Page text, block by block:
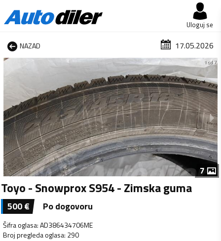
Uloguj se
NAZAD 17.05.2026
1 od 7
7
Toyo - Snowprox S954 - Zimska guma
500€ Po dogovoru
Šifra oglasa:AD386434706ME
Broj pregleda oglasa: 290